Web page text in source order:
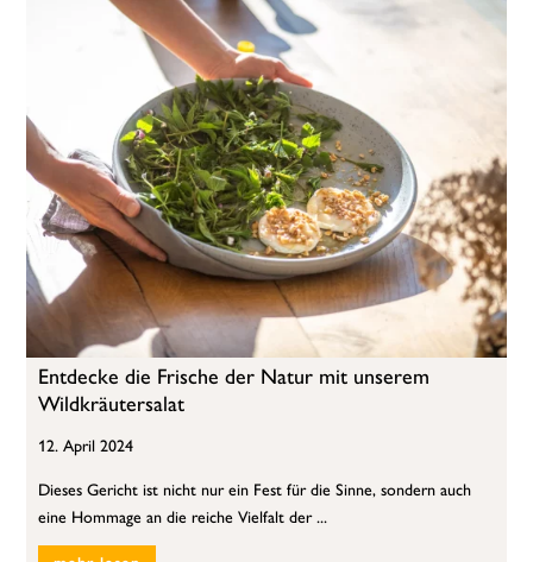
Entdecke die Frische der Natur mit unserem
Wildkräutersalat
12. April 2024
Dieses Gericht ist nicht nur ein Fest für die Sinne, sondern auch
eine Hommage an die reiche Vielfalt der ...